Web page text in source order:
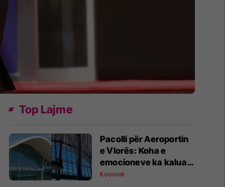
Top Lajme
Pacolli për Aeroportin
e Vlorës: Koha e
emocioneve ka kaluar,
do t’i drejtohemi
Kosovë